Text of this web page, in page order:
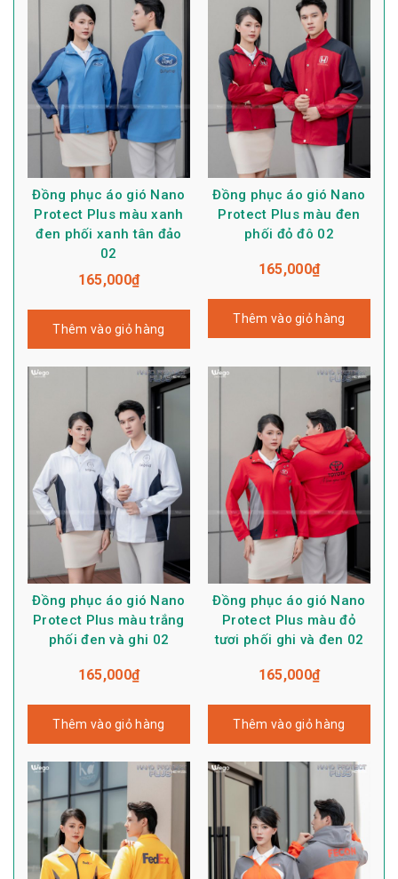
Đồng phục áo gió Nano
Protect Plus màu xanh
đen phối xanh tân đảo
02
165,000₫
Thêm vào giỏ hàng
Đồng phục áo gió Nano
Protect Plus màu đen
phối đỏ đô 02
165,000₫
Thêm vào giỏ hàng
Đồng phục áo gió Nano
Protect Plus màu trắng
phối đen và ghi 02
165,000₫
Thêm vào giỏ hàng
Đồng phục áo gió Nano
Protect Plus màu đỏ
tươi phối ghi và đen 02
165,000₫
Thêm vào giỏ hàng